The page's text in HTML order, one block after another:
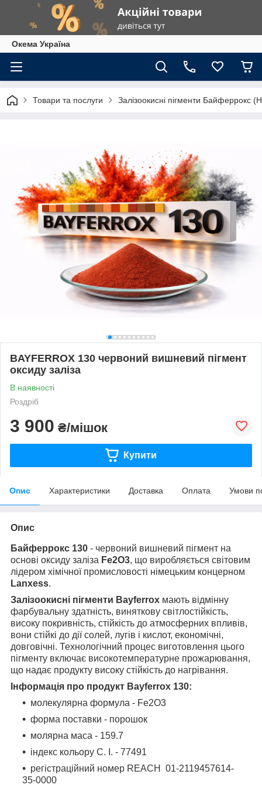
Окема Україна
Товари та послуги Залізоокисні пігменти Байферрокс
BAYFERROX 130 червоний вишневий пігмент
оксиду заліза
В наявності
Роздріб
3 900 ₴/мішок
Купити
Опис Характеристики Доставка Оплата Умови
Опис
Байферрокс 130 - червоний вишневий пігмент на
основі оксиду заліза Fe2O3, що виробляється світовим
лідером хімічної промисловості німецьким концерном
Lanxess.
Залізоокисні пігменти Bayferrox мають відмінну
фарбувальну здатність, виняткову світлостійкість,
високу покривність, стійкість до атмосферних впливів,
вони стійкі до дії солей, лугів і кислот, економічні,
довговічні. Технологічний процес виготовлення цього
пігменту включає високотемпературне прожарювання,
що надає продукту високу стійкість до нагрівання.
Інформація про продукт Bayferrox 130:
молекулярна формула - Fe2O3
форма поставки - порошок
молярна маса - 159.7
індекс кольору С. І. - 77491
регістраційний номер REACH 01-2119457614-
35-0000